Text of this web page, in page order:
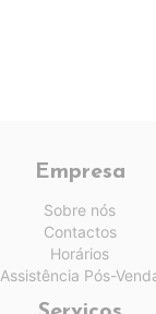
Empresa
Sobre nós
Contactos
Horários
Assistência Pós-